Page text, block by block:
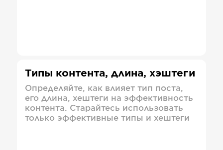
Типы контента, длина, хэштеги
Определяйте, как влияет тип поста,
его длина, хештеги на эффективность
контента. Старайтесь использовать
только эффективные типы и хештеги